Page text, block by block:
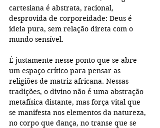
cartesiana é abstrata, racional,
desprovida de corporeidade: Deus é
ideia pura, sem relação direta com o
mundo sensível.
É justamente nesse ponto que se abre
um espaço crítico para pensar as
religiões de matriz africana. Nessas
tradições, o divino não é uma abstração
metafísica distante, mas força vital que
se manifesta nos elementos da natureza,
no corpo que dança, no transe que se